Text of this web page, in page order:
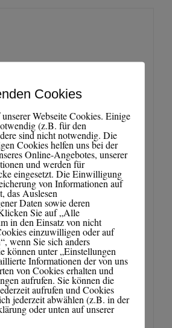
„Der kleine
von
Presse
Cookies
Webseite Cookies. Einige
(z.B. für den
sind nicht notwendig. Die
Cookies helfen uns bei der
Online-Angebotes, unserer
und werden für
eingesetzt. Die Einwilligung
von Informationen auf
das Auslesen
Daten sowie deren
Sie auf „Alle
in den Einsatz von nicht
einzuwilligen oder auf
wenn Sie sich anders
können unter „Einstellungen
Informationen der von uns
von Cookies erhalten und
aufrufen. Sie können die
aufrufen und Cookies
jederzeit abwählen (z.B. in der
oder unten auf unserer